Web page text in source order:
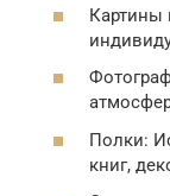
Картины
Полки:
книг,